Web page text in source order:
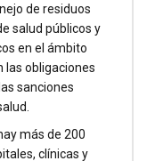
de residuos
salud públicos y
en el ámbito
las obligaciones
sanciones
más de 200
clínicas y